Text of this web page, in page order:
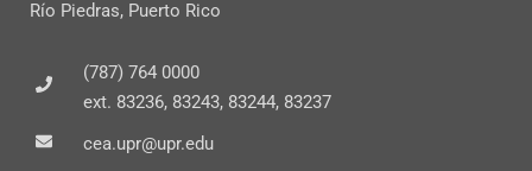
Río Piedras, Puerto Rico
(787) 764 0000
ext. 83236, 83243, 83244, 83237
cea.upr@upr.edu